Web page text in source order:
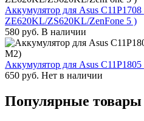
Аккумулятор для Asus C11P1708
ZE620KL/ZS620KL/ZenFone 5 )
580 руб. В наличии
Аккумулятор для Asus
650 руб. Нет в наличии
Популярные товары